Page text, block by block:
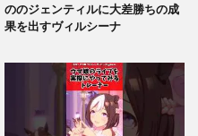
ののジェンティルに大差勝ちの成
果を出すヴィルシーナ